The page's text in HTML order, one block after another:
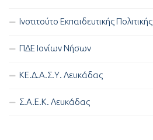
Ινστιτούτο Εκπαιδευτικής Πολιτικής
ΠΔΕ Ιονίων Νήσων
ΚΕ.Δ.Α.Σ.Υ. Λευκάδας
Σ.Α.Ε.Κ. Λευκάδας